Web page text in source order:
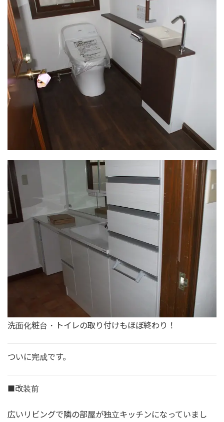
洗面化粧台・トイレの取り付けもほぼ終わり！
ついに完成です。
■改装前
広いリビングで隣の部屋が独立キッチンになっていまし